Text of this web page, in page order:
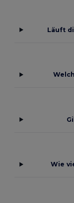
Läuft
Wie